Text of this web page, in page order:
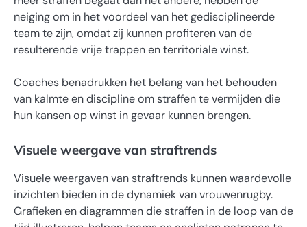
neiging om in het voordeel van het gedisciplineerde
team te zijn, omdat zij kunnen profiteren van de
resulterende vrije trappen en territoriale winst.
Coaches benadrukken het belang van het behouden
van kalmte en discipline om straffen te vermijden die
hun kansen op winst in gevaar kunnen brengen.
Visuele weergave van straftrends
Visuele weergaven van straftrends kunnen waardevolle
inzichten bieden in de dynamiek van vrouwenrugby.
Grafieken en diagrammen die straffen in de loop van de